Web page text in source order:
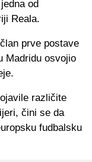
od
Reala.
prve postave
Madridu osvojio
različite
čini se da
fudbalsku